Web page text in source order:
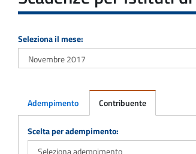
Seleziona il mese:
Adempimento Contribuente
Adempimento
Scelta per adempimento: